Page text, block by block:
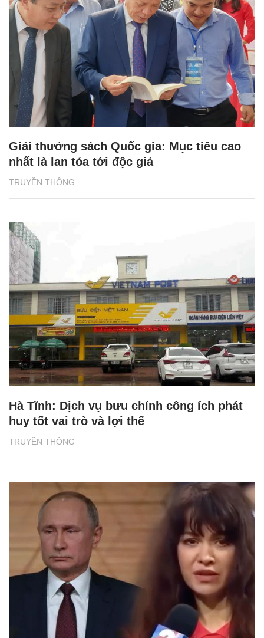
TRUYỀN THÔNG
Giải thưởng sách Quốc gia: Mục tiêu cao
nhất là lan tỏa tới độc giả
TRUYỀN THÔNG
Hà Tĩnh: Dịch vụ bưu chính công ích phát
huy tốt vai trò và lợi thế